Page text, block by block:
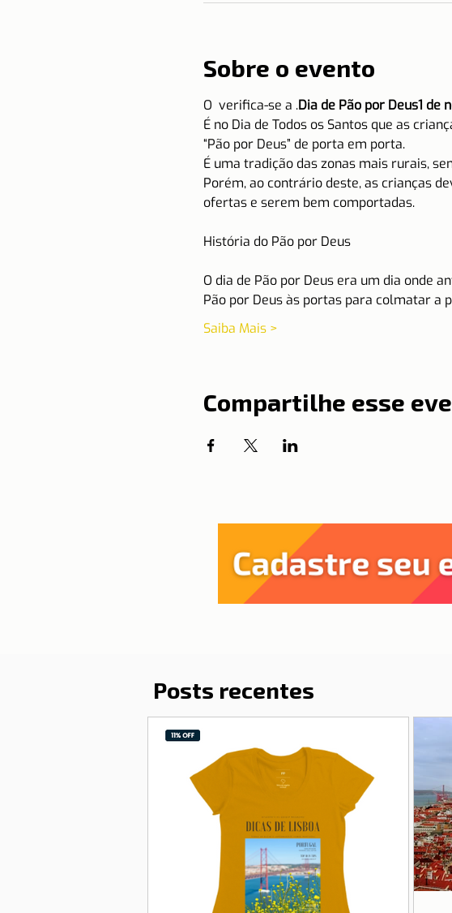
Sobre o evento
O verifica-se a .Dia de Pão por Deus1 de
É no Dia de Todos os Santos que as
“Pão por Deus” de porta em porta.
É uma tradição das zonas mais rurais,
Porém, ao contrário deste, as crianças
ofertas e serem bem comportadas.
História do Pão por Deus
O dia de Pão por Deus era um dia onde
Pão por Deus às portas para colmatar a
Saiba Mais >
Compartilhe esse
Posts recentes